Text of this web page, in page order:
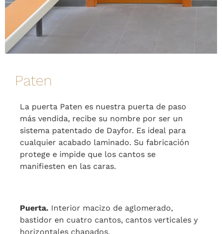
Paten
La puerta Paten es nuestra puerta de paso
más vendida, recibe su nombre por ser un
sistema patentado de Dayfor. Es ideal para
cualquier acabado laminado. Su fabricación
protege e impide que los cantos se
manifiesten en las caras.
Puerta. Interior macizo de aglomerado,
bastidor en cuatro cantos, cantos verticales y
horizontales chapados.